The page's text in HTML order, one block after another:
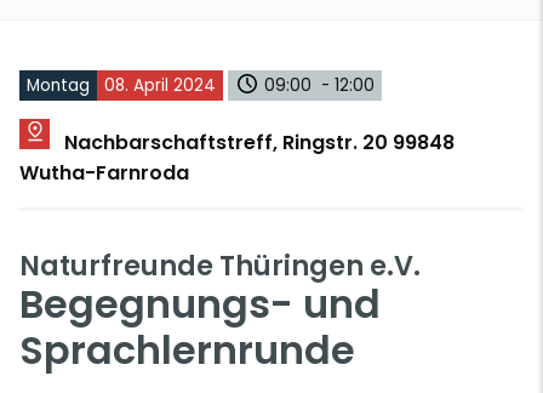
Montag 08. April 2024 09:00 - 12:00
Nachbarschaftstreff, Ringstr. 20 99848
Wutha-Farnroda
Naturfreunde Thüringen e.V.
Begegnungs- und
Sprachlernrunde